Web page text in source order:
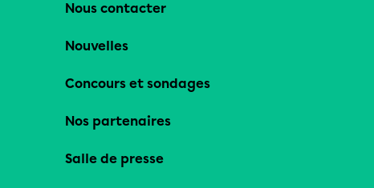
Nous contacter
Nouvelles
Concours et sondages
Nos partenaires
Salle de presse